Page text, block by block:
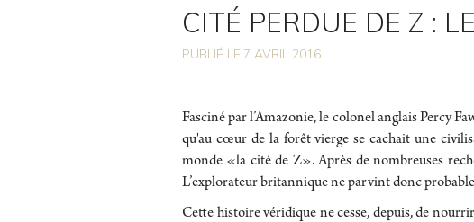
CITÉ PERDUE DE Z :
PUBLIÉ LE 7 AVRIL 2016
Fasciné par l’Amazonie, le colonel anglais Percy
qu'au cœur de la forêt vierge se cachait une
monde «la cité de Z». Après de nombreuses
L’explorateur britannique ne parvint donc
Cette histoire véridique ne cesse, depuis, de